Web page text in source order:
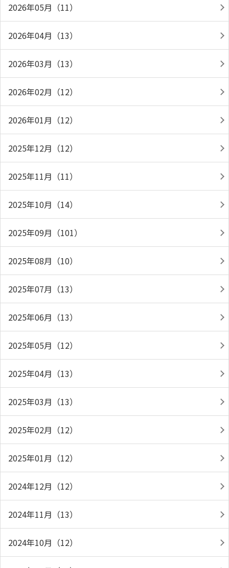
2026年05月（11）
2026年04月（13）
2026年03月（13）
2026年02月（12）
2026年01月（12）
2025年12月（12）
2025年11月（11）
2025年10月（14）
2025年09月（101）
2025年08月（10）
2025年07月（13）
2025年06月（13）
2025年05月（12）
2025年04月（13）
2025年03月（13）
2025年02月（12）
2025年01月（12）
2024年12月（12）
2024年11月（13）
2024年10月（12）